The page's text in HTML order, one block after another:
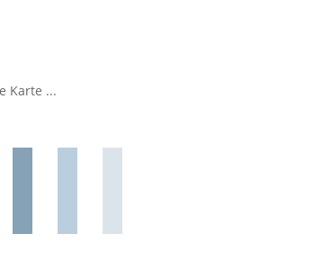
Karte ...